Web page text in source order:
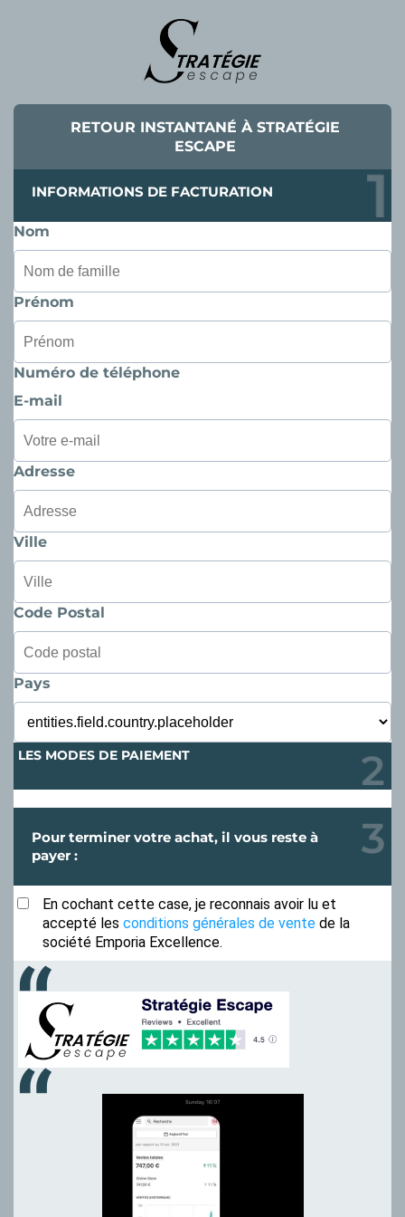
RETOUR INSTANTANÉ À STRATÉGIE
ESCAPE
INFORMATIONS DE FACTURATION
Nom
Prénom
Numéro de téléphone
E-mail
Adresse
Ville
Code Postal
Pays
LES MODES DE PAIEMENT
Pour terminer votre achat, il vous reste à
payer :
En cochant cette case, je reconnais avoir lu et
accepté les conditions générales de vente de la
société Emporia Excellence.